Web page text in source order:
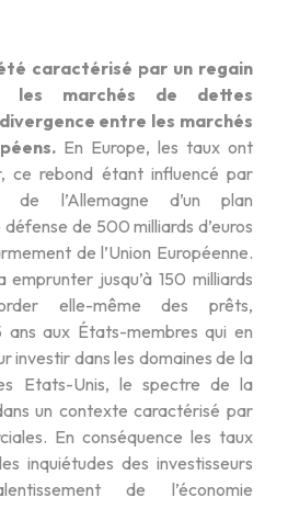
caractérisé par un regain
marchés de dettes
entre les marchés
En Europe, les taux ont
ce rebond étant influencé par
de l’Allemagne d’un plan
de 500 milliards d’euros
de l’Union Européenne.
emprunter jusqu’à 150 milliards
elle-même des prêts,
ans aux États-membres qui en
investir dans les domaines de la
Etats-Unis, le spectre de la
un contexte caractérisé par
En conséquence les taux
inquiétudes des investisseurs
de l’économie